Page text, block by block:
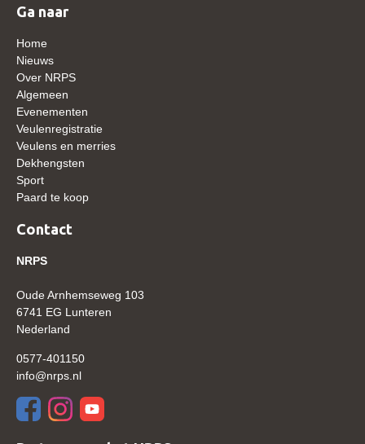
Verrichtingsonderzoek 2019-2020
Sport
Paard te koop
Regio Noord
Regio Midden
Regio West
Ga naar
Home
Nieuws
Over NRPS
Algemeen
Evenementen
Veulenregistratie
Veulens en merries
Dekhengsten
Sport
Paard te koop
Contact
NRPS
Oude Arnhemseweg 103
6741 EG Lunteren
Nederland
0577-401150
info@nrps.nl